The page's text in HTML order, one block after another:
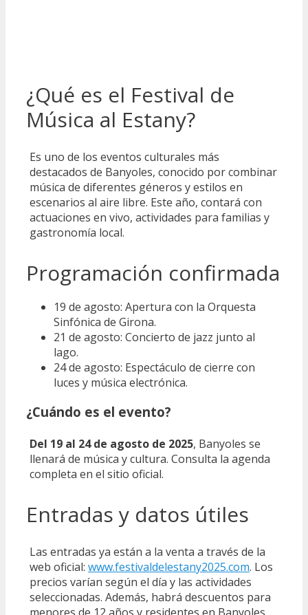
¿Qué es el Festival de
Música al Estany?
Es uno de los eventos culturales más
destacados de Banyoles, conocido por combinar
música de diferentes géneros y estilos en
escenarios al aire libre. Este año, contará con
actuaciones en vivo, actividades para familias y
gastronomía local.
Programación confirmada
19 de agosto: Apertura con la Orquesta
Sinfónica de Girona.
21 de agosto: Concierto de jazz junto al
lago.
24 de agosto: Espectáculo de cierre con
luces y música electrónica.
¿Cuándo es el evento?
Del 19 al 24 de agosto de 2025, Banyoles se
llenará de música y cultura. Consulta la agenda
completa en el sitio oficial.
Entradas y datos útiles
Las entradas ya están a la venta a través de la
web oficial: www.festivaldelestany2025.com. Los
precios varían según el día y las actividades
seleccionadas. Además, habrá descuentos para